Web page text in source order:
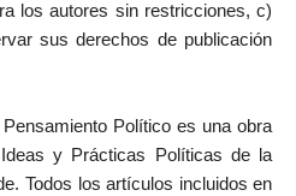
los autores sin restricciones, c)
sus derechos de publicación
Político es una obra
y Prácticas Políticas de la
Todos los artículos incluidos en